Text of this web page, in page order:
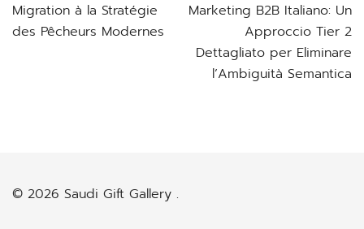
Migration à la Stratégie
des Pêcheurs Modernes
Marketing B2B Italiano: Un
Approccio Tier 2
Dettagliato per Eliminare
l’Ambiguità Semantica
© 2026 Saudi Gift Gallery .